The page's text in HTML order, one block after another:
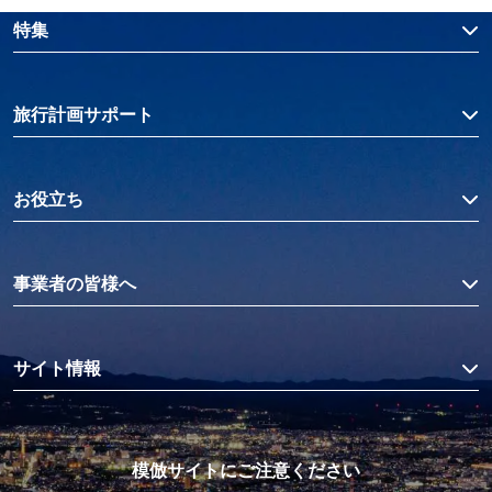
特集
旅行計画サポート
お役立ち
事業者の皆様へ
サイト情報
模倣サイトにご注意ください